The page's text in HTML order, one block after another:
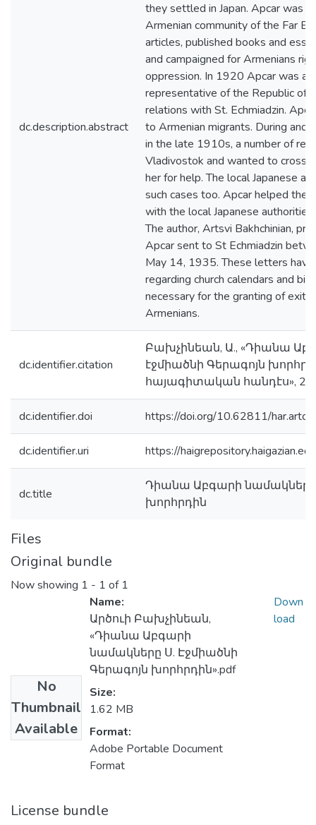
dc.description.abstract
they settled in Japan. Apcar was
Armenian community of the Far
articles, published books and
and campaigned for Armenians
oppression. In 1920 Apcar was
representative of the Republic of
relations with St. Echmiadzin.
to Armenian migrants. During and
in the late 1910s, a number of
Vladivostok and wanted to cross
her for help. The local Japanese
such cases too. Apcar helped
with the local Japanese
The author, Artsvi Bakhchinian,
Apcar sent to St Echmiadzin
May 14, 1935. These letters
regarding church calendars and
necessary for the granting of exit
Armenians.
dc.identifier.citation
Բախչինեան, Ա., «Դիանա
էջմիածնի Գերագոյն
հայագիտական հանդէս»,
dc.identifier.doi https://doi.org/10.62811/
dc.identifier.uri https://
dc.title
Դիանա Աբգարի նամակները
խորհրդին
Files
Original bundle
Now showing 1 - 1 of 1
No
Thumbnail
Available
Name:
Արծուի Բախչինեան,
«Դիանա Աբգարի
նամակները Ս. Էջմիածնի
Գերագոյն խորհրդին».pdf
Size:
1.62 MB
Format:
Adobe Portable Document
Format
Down
load
License bundle